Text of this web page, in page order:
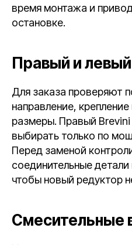
время монтажа и
остановке.
Правый и
Для заказа проверяют
направление,
размеры. Правый Brevini
выбирать только по
Перед заменой
соединительные
чтобы новый редуктор
Смесительные